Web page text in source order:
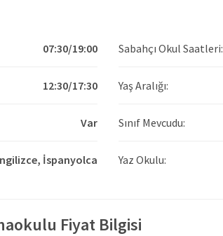
07:30/19:00 Sabahçı Okul Saatleri:
12:30/17:30 Yaş Aralığı:
Var Sınıf Mevcudu:
İspanyolca Yaz Okulu:
Fiyat Bilgisi